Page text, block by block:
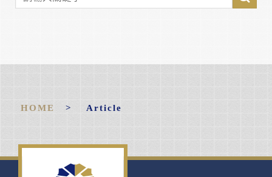
HOME > Article